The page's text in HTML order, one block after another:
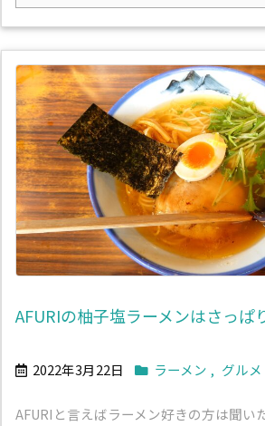
AFURIの柚子塩ラーメンはさっぱ
2022年3月22日 ラーメン , グルメ
AFURIと言えばラーメン好きの方は聞い